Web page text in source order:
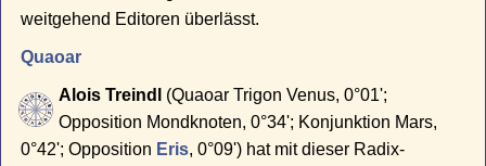
weitgehend Editoren überlässt.
Quaoar
Alois Treindl
(Quaoar Trigon Venus, 0°01';
Opposition Mondknoten, 0°34'; Konjunktion Mars,
0°42'; Opposition Eris, 0°09') hat mit dieser Radix-